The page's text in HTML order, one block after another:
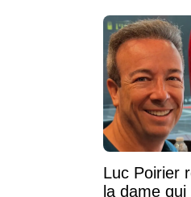
Luc Poirier
la dame